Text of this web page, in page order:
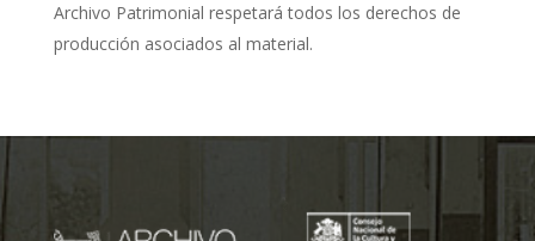
Archivo Patrimonial respetará todos los derechos de
producción asociados al material.